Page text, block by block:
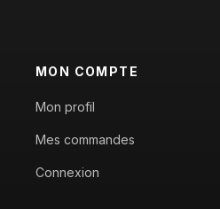
MON COMPTE
Mon profil
Mes commandes
Connexion